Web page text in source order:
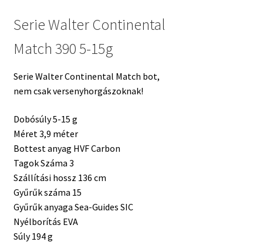
Serie Walter Continental
Match 390 5-15g
Serie Walter Continental Match bot,
nem csak versenyhorgászoknak!
Dobósúly 5-15 g
Méret 3,9 méter
Bottest anyag HVF Carbon
Tagok Száma 3
Szállítási hossz 136 cm
Gyűrűk száma 15
Gyűrűk anyaga Sea-Guides SIC
Nyélborítás EVA
Súly 194 g